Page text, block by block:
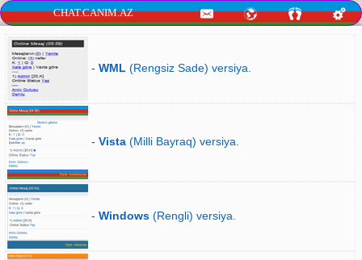
CHAT.CANIM.AZ
- WML (Rengsiz Sade) versiya.
- Vista (Milli Bayraq) versiya.
- Windows (Rengli) versiya.